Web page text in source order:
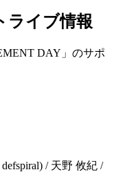
ライブ情報
DAY」のサポ
/ 天野 攸紀 /